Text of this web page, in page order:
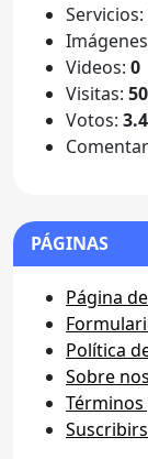
Servicios:
Videos: 0
Visitas:
Votos:
PÁGINAS
Página
Política
Sobre